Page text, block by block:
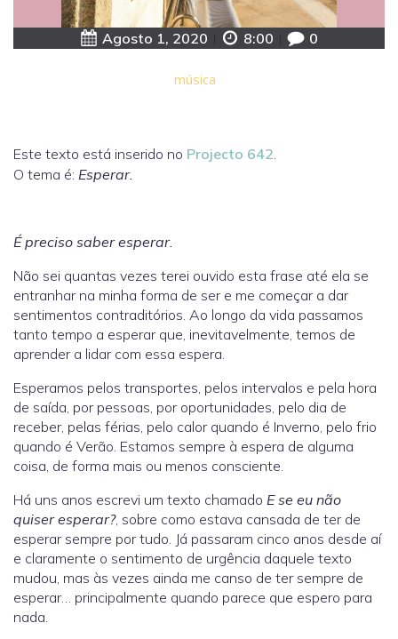
Agosto 1, 2020 8:00 0
música
Este texto está inserido no Projecto 642.
O tema é: Esperar.
É preciso saber esperar.
Não sei quantas vezes terei ouvido esta frase até ela se
entranhar na minha forma de ser e me começar a dar
sentimentos contraditórios. Ao longo da vida passamos
tanto tempo a esperar que, inevitavelmente, temos de
aprender a lidar com essa espera.
Esperamos pelos transportes, pelos intervalos e pela hora
de saída, por pessoas, por oportunidades, pelo dia de
receber, pelas férias, pelo calor quando é Inverno, pelo frio
quando é Verão. Estamos sempre à espera de alguma
coisa, de forma mais ou menos consciente.
Há uns anos escrevi um texto chamado E se eu não
quiser esperar?, sobre como estava cansada de ter de
esperar sempre por tudo. Já passaram cinco anos desde aí
e claramente o sentimento de urgência daquele texto
mudou, mas às vezes ainda me canso de ter sempre de
esperar… principalmente quando parece que espero para
nada.